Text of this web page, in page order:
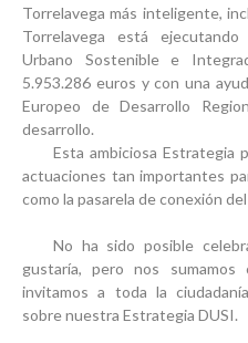
Torrelavega más inteligente,
Torrelavega está
Urbano Sostenible e
5.953.286 euros y con una
Europeo de Desarrollo
desarrollo.
Esta ambiciosa Estrategia
actuaciones tan importantes
como la pasarela de conexión
No ha sido posible
gustaría, pero nos
invitamos a toda la
sobre nuestra Estrategia DUSI.